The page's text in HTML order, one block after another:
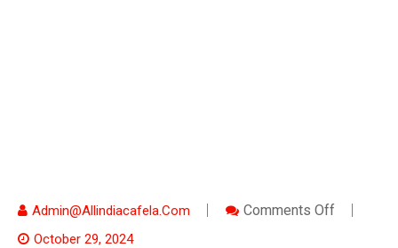
Admin@allindiacafela.com Comments OffOn
October 29, 2024